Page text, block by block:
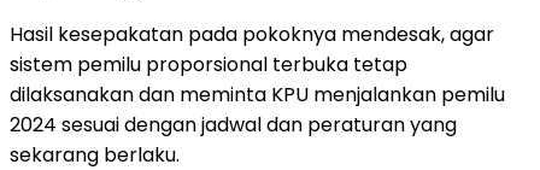
Hasil kesepakatan pada pokoknya mendesak, agar
sistem pemilu proporsional terbuka tetap
dilaksanakan dan meminta KPU menjalankan pemilu
2024 sesuai dengan jadwal dan peraturan yang
sekarang berlaku.